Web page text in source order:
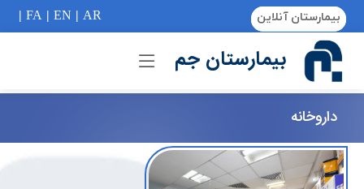
FA| EN | AR
| بیمارستان آنلاین
if (Model != null) {
بیمارستان جم
داروخانه